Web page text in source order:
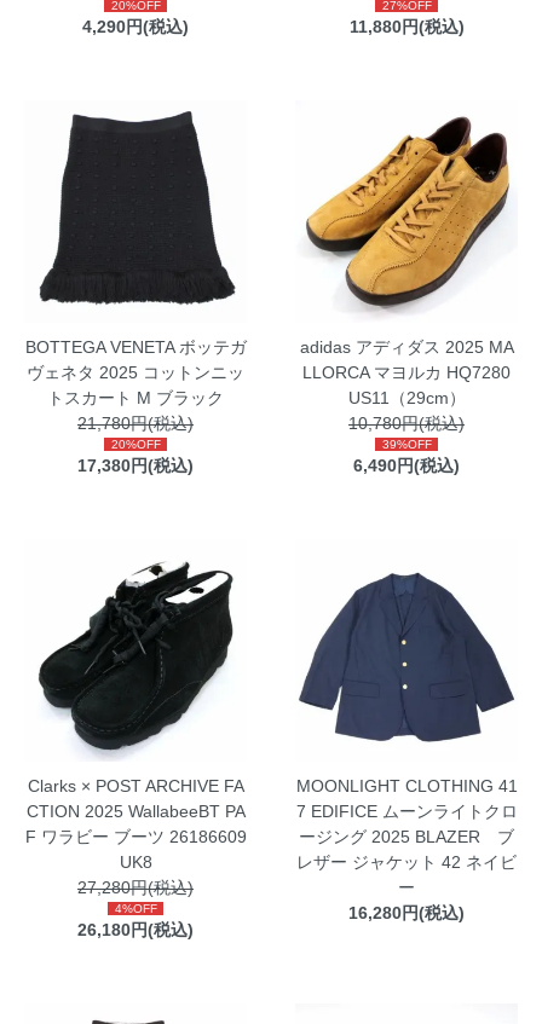
20%OFF
4,290円(税込)
27%OFF
11,880円(税込)
BOTTEGA VENETA ボッテガ
ヴェネタ 2025 コットンニッ
トスカート M ブラック
21,780円(税込)
20%OFF
17,380円(税込)
adidas アディダス 2025 MA
LLORCA マヨルカ HQ7280
US11（29cm）
10,780円(税込)
39%OFF
6,490円(税込)
Clarks × POST ARCHIVE FA
CTION 2025 WallabeeBT PA
F ワラビー ブーツ 26186609
UK8
27,280円(税込)
4%OFF
26,180円(税込)
MOONLIGHT CLOTHING 41
7 EDIFICE ムーンライトクロ
ージング 2025 BLAZER ブ
レザー ジャケット 42 ネイビ
ー
16,280円(税込)